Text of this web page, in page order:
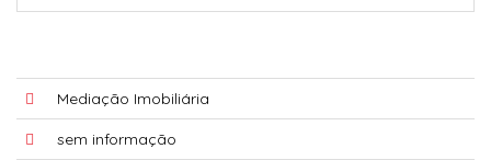
Mediação Imobiliária
sem informação